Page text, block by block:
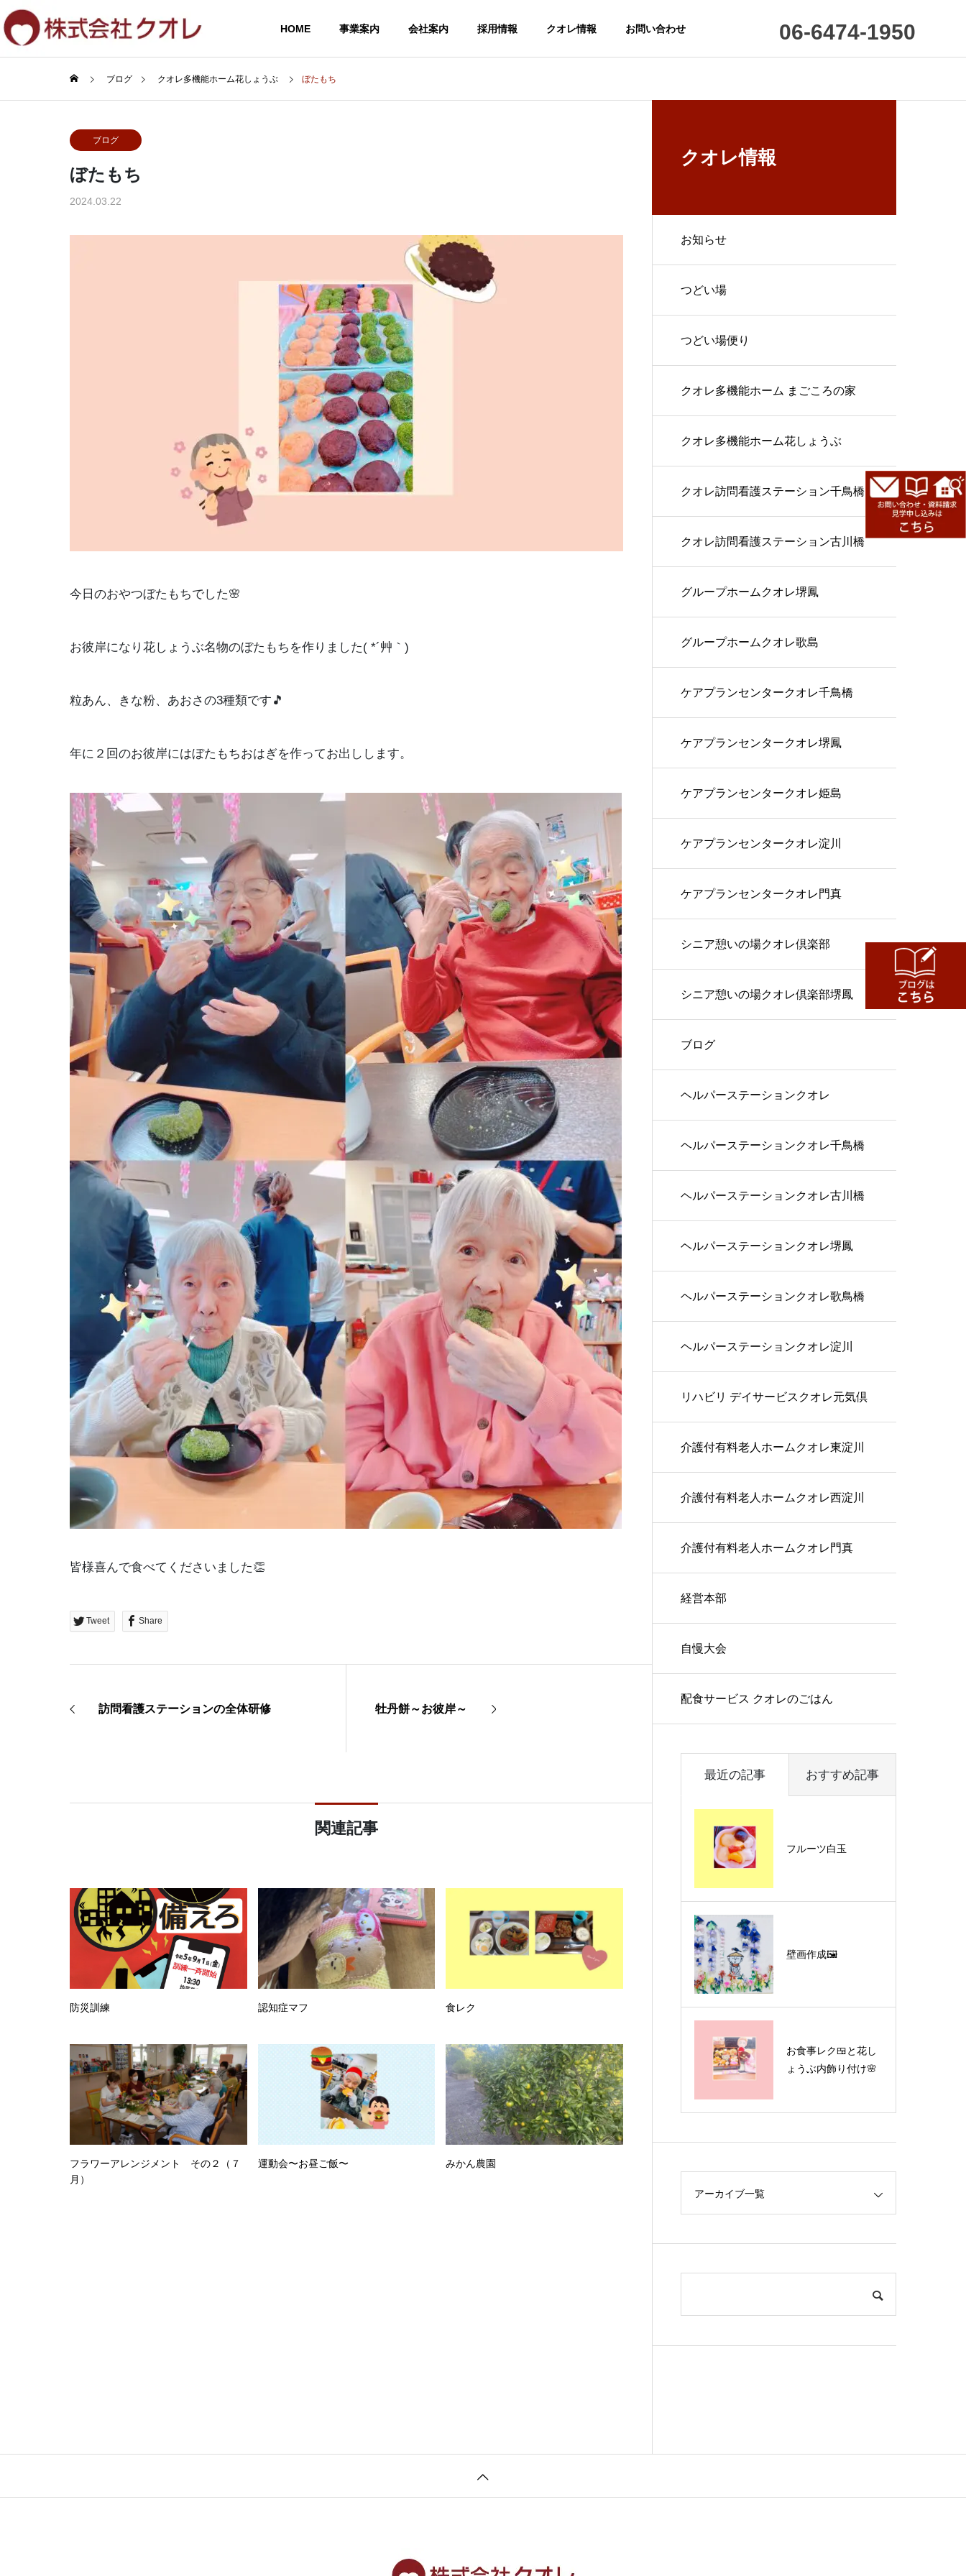
HOME 事業案内 会社案内 採用情報 クオレ情報 お問い合わせ 06-6474-1950
調剤薬局
沿革
ブログ クオレ多機能ホーム花しょうぶ ぼたもち
ブログ
ぼたもち
2024.03.22
今日のおやつぼたもちでした🌸
お彼岸になり花しょうぶ名物のぼたもちを作りました( *´艸｀)
粒あん、きな粉、あおさの3種類です🎵
年に２回のお彼岸にはぼたもちおはぎを作ってお出しします。
皆様喜んで食べてくださいました👏
Tweet Share
訪問看護ステーションの全体研修 牡丹餅～お彼岸～
関連記事
防災訓練 認知症マフ 食レク
フラワーアレンジメント その２（７
月）
運動会〜お昼ご飯〜 みかん農園
クオレ情報
お知らせ
つどい場
つどい場便り
クオレ多機能ホーム まごころの家
クオレ多機能ホーム花しょうぶ
クオレ訪問看護ステーション千鳥橋
クオレ訪問看護ステーション古川橋
グループホームクオレ堺鳳
グループホームクオレ歌島
ケアプランセンタークオレ千鳥橋
ケアプランセンタークオレ堺鳳
ケアプランセンタークオレ姫島
ケアプランセンタークオレ淀川
ケアプランセンタークオレ門真
シニア憩いの場クオレ倶楽部
シニア憩いの場クオレ倶楽部堺鳳
ブログ
ヘルパーステーションクオレ
ヘルパーステーションクオレ千鳥橋
ヘルパーステーションクオレ古川橋
ヘルパーステーションクオレ堺鳳
ヘルパーステーションクオレ歌鳥橋
ヘルパーステーションクオレ淀川
リハビリ デイサービスクオレ元気倶
楽部
介護付有料老人ホームクオレ東淀川
介護付有料老人ホームクオレ西淀川
介護付有料老人ホームクオレ門真
経営本部
自慢大会
配食サービス クオレのごはん
最近の記事 おすすめ記事
フルーツ白玉
壁画作成🖼
お食事レク🍱と花し
ょうぶ内飾り付け🌸
花の植え替え🌷🌼🌻
アーカイブ一覧